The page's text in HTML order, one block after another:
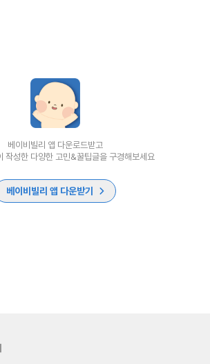
베이비빌리 앱 다운로드받고
작성한 다양한 고민&꿀팁글을 구경해보세요
베이비빌리 앱 다운받기